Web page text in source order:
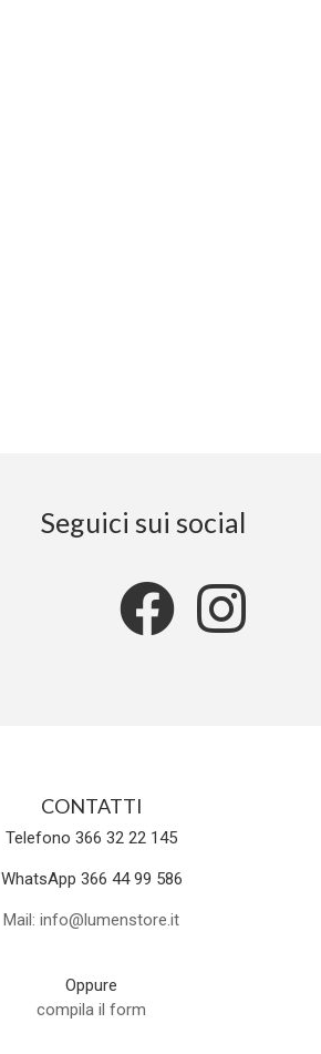
Seguici sui social
CONTATTI
Telefono 366 32 22 145
WhatsApp 366 44 99 586
Mail: info@lumenstore.it
Oppure
compila il form